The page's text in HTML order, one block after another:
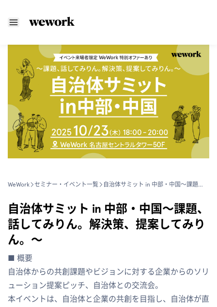
WeWork セミナー・イベント一覧 自治体サミット in 中部・中国〜課題、話してみりん。解決策、提案してみりん。〜
自治体サミット in 中部・中国〜課題、
話してみりん。解決策、提案してみり
ん。〜
■ 概要
自治体からの共創課題やビジョンに対する企業からのソリ
ューション提案ピッチ、自治体との交流会。
本イベントは、自治体と企業の共創を目指し、自治体が直